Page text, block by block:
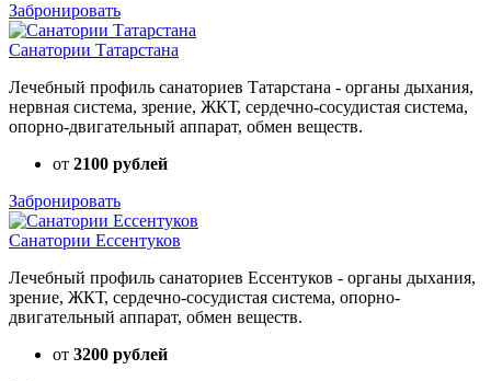
Забронировать
Санатории Татарстана
Лечебный профиль санаториев Татарстана - органы дыхания,
нервная система, зрение, ЖКТ, сердечно-сосудистая система,
опорно-двигательный аппарат, обмен веществ.
от 2100 рублей
Забронировать
Санатории Ессентуков
Лечебный профиль санаториев Ессентуков - органы дыхания,
зрение, ЖКТ, сердечно-сосудистая система, опорно-
двигательный аппарат, обмен веществ.
от 3200 рублей